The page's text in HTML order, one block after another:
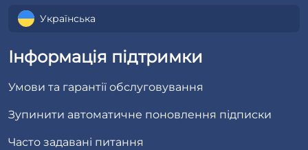
Українська
Інформація підтримки
Умови та гарантії обслуговування
Зупинити автоматичне поновлення підписки
Часто задавані питання